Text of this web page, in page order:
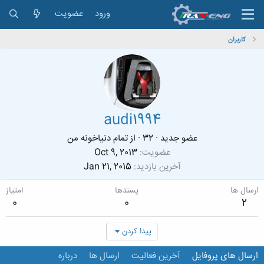
ورود عضویت
کاربران
audi1994
عضو جدید ·
32
· ازتمام دنیاخونه من
عضویت Oct 9, 2013
آخرین بازدید Jan 21, 2015
ارسال ها
2
پسندها
0
امتیاز
0
پیدا کردن
ارسال های پروفایل آخرین فعالیت ارسال ها درباره